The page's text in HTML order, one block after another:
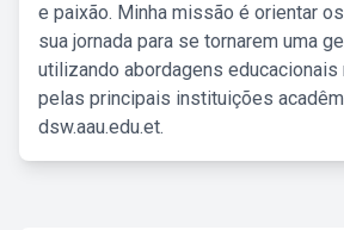
e paixão. Minha missão é orientar
sua jornada para se tornarem uma
utilizando abordagens educacionais
pelas principais instituições
dsw.aau.edu.et.